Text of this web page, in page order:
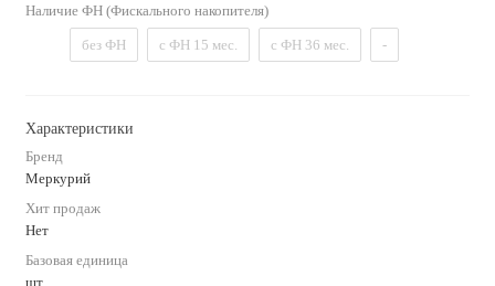
Наличие ФН (Фискального накопителя)
без ФН с ФН 15 мес. с ФН 36 мес. -
Характеристики
Бренд
Меркурий
Хит продаж
Нет
Базовая единица
шт